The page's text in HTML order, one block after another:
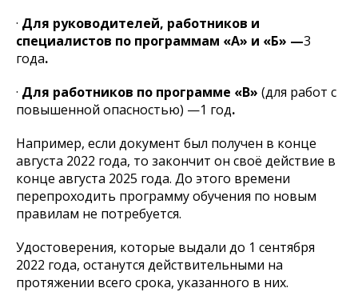
· Для руководителей, работников и
специалистов по программам «А» и «Б» —3
года.
· Для работников по программе «В» (для работ с
повышенной опасностью) —1 год.
Например, если документ был получен в конце
августа 2022 года, то закончит он своё действие в
конце августа 2025 года. До этого времени
перепроходить программу обучения по новым
правилам не потребуется.
Удостоверения, которые выдали до 1 сентября
2022 года, останутся действительными на
протяжении всего срока, указанного в них.